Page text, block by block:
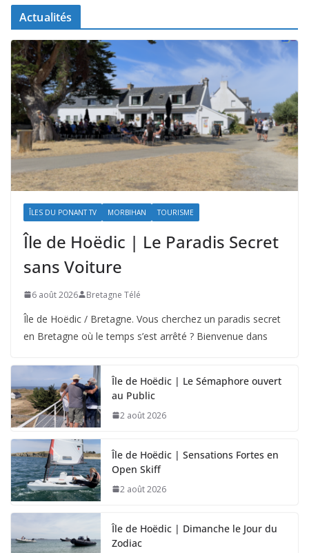
Actualités
ÎLES DU PONANT TV MORBIHAN TOURISME
Île de Hoëdic | Le Paradis Secret
sans Voiture
6 août 2026 Bretagne Télé
Île de Hoëdic / Bretagne. Vous cherchez un paradis secret
en Bretagne où le temps s’est arrêté ? Bienvenue dans
Île de Hoëdic | Le Sémaphore ouvert
au Public
2 août 2026
Île de Hoëdic | Sensations Fortes en
Open Skiff
2 août 2026
Île de Hoëdic | Dimanche le Jour du
Zodiac